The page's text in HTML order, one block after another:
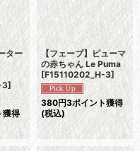
ター
3]
獲得
【フェーブ】ピューマ
の赤ちゃん Le Puma
[F15110202_H-3]
380円3ポイント獲得
(税込)